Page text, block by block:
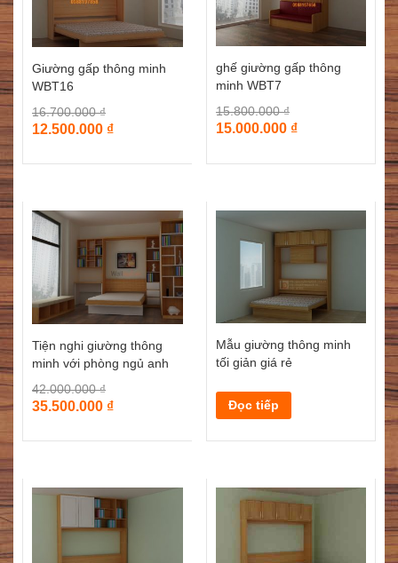
Giường gấp thông minh
WBT16
16.700.000₫
12.500.000 ₫
ghế giường gấp thông
minh WBT7
15.800.000₫
15.000.000 ₫
Tiện nghi giường thông
minh với phòng ngủ anh
42.000.000₫
35.500.000 ₫
Mẫu giường thông minh
tối giản giá rẻ
Đọc tiếp